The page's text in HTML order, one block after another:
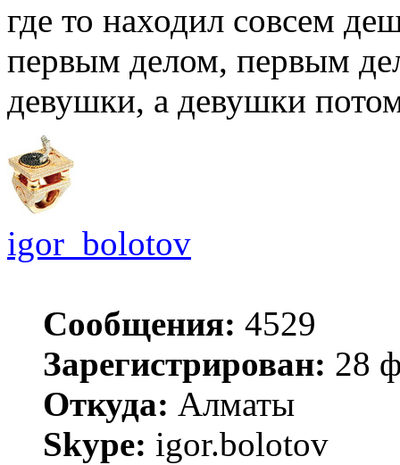
где то находил совсем
первым делом, первым
девушки, а девушки
igor_bolotov
Сообщения: 4529
Зарегистрирован: 28
Откуда: Алматы
Skype: igor.bolotov